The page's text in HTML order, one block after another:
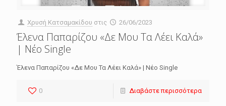
Χρυσή Κατσαμακίδου στις 26/06/2023
Έλενα Παπαρίζου «Δε Μου Τα Λέει Καλά»
| Νέο Single
Έλενα Παπαρίζου «Δε Μου Τα Λέει Καλά» | Νέο Single
0 Διαβάστε περισσότερα